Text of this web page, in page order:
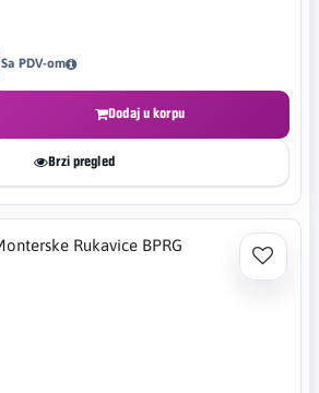
Sa PDV-om
Dodaj u korpu
Brzi pregled